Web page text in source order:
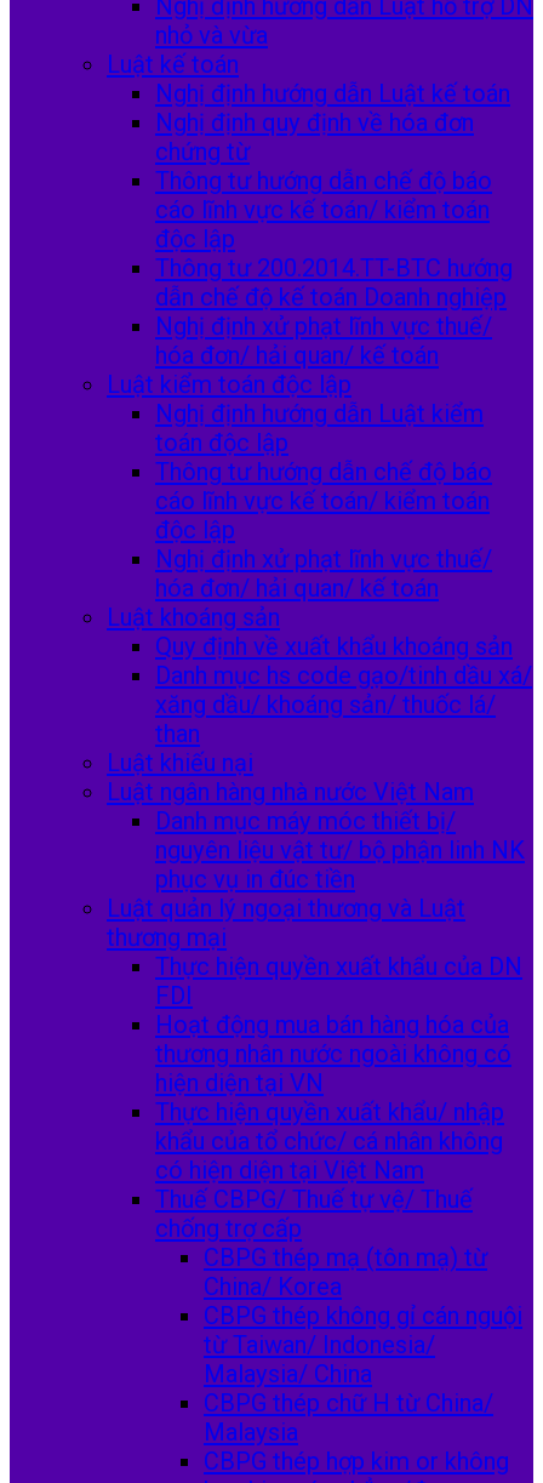
Nghị định hướng dẫn Luật hỗ trợ DN
nhỏ và vừa
Luật kế toán
Nghị định hướng dẫn Luật kế toán
Nghị định quy định về hóa đơn
chứng từ
Thông tư hướng dẫn chế độ báo
cáo lĩnh vực kế toán/ kiểm toán
độc lập
Thông tư 200.2014.TT-BTC hướng
dẫn chế độ kế toán Doanh nghiệp
Nghị định xử phạt lĩnh vực thuế/
hóa đơn/ hải quan/ kế toán
Luật kiểm toán độc lập
Nghị định hướng dẫn Luật kiểm
toán độc lập
Thông tư hướng dẫn chế độ báo
cáo lĩnh vực kế toán/ kiểm toán
độc lập
Nghị định xử phạt lĩnh vực thuế/
hóa đơn/ hải quan/ kế toán
Luật khoáng sản
Quy định về xuất khẩu khoáng sản
Danh mục hs code gạo/tinh dầu xá/
xăng dầu/ khoáng sản/ thuốc lá/
than
Luật khiếu nại
Luật ngân hàng nhà nước Việt Nam
Danh mục máy móc thiết bị/
nguyên liệu vật tư/ bộ phận linh NK
phục vụ in đúc tiền
Luật quản lý ngoại thương và Luật
thương mại
Thực hiện quyền xuất khẩu của DN
FDI
Hoạt động mua bán hàng hóa của
thương nhân nước ngoài không có
hiện diện tại VN
Thực hiện quyền xuất khẩu/ nhập
khẩu của tổ chức/ cá nhân không
có hiện diện tại Việt Nam
Thuế CBPG/ Thuế tự vệ/ Thuế
chống trợ cấp
CBPG thép mạ (tôn mạ) từ
China/ Korea
CBPG thép không gỉ cán nguội
từ Taiwan/ Indonesia/
Malaysia/ China
CBPG thép chữ H từ China/
Malaysia
CBPG thép hợp kim or không